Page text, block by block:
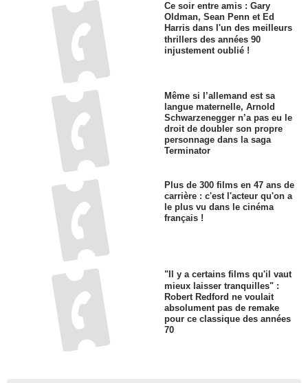
Ce soir entre amis : Gary
Oldman, Sean Penn et Ed
Harris dans l'un des meilleurs
thrillers des années 90
injustement oublié !
Même si l’allemand est sa
langue maternelle, Arnold
Schwarzenegger n’a pas eu le
droit de doubler son propre
personnage dans la saga
Terminator
Plus de 300 films en 47 ans de
carrière : c'est l'acteur qu'on a
le plus vu dans le cinéma
français !
"Il y a certains films qu'il vaut
mieux laisser tranquilles" :
Robert Redford ne voulait
absolument pas de remake
pour ce classique des années
70